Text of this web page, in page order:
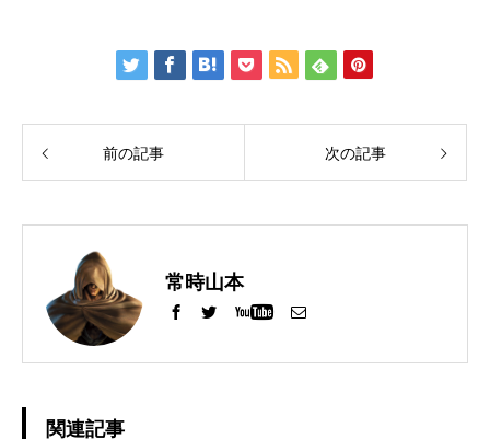
前の記事 次の記事
常時山本
関連記事